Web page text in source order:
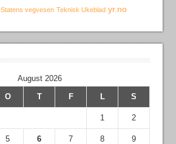
Statens vegvesen Teknisk Ukeblad yr.no
August 2026
O T F L S
1 2
5 6 7 8 9